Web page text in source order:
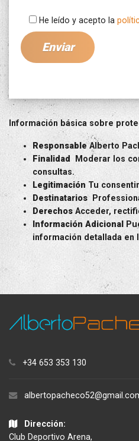
He leído y acepto la
Información básica sobre
ResponsableAlberto
Finalidad
Moderar los
consultas.
LegitimaciónTu
Destinatarios
Derechos Acceder,
Información Adicional
información detallada en
+34 653 353 130
Dirección:
Club Deportivo Arena,